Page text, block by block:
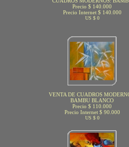
Precio $ 140.000
Precio Internet $ 140.000
US $ 0
VENTA DE CUADROS
BAMBU BLANCO
Precio $ 110.000
Precio Internet $ 90.000
US $ 0